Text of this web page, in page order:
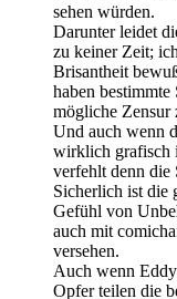
sehen würden.
Darunter leidet
zu keiner Zeit;
Brisantheit
haben bestimmte
mögliche Zensur
Und auch wenn
wirklich grafisch
verfehlt denn die
Sicherlich ist die
Gefühl von
auch mit
versehen.
Auch wenn
Opfer teilen die